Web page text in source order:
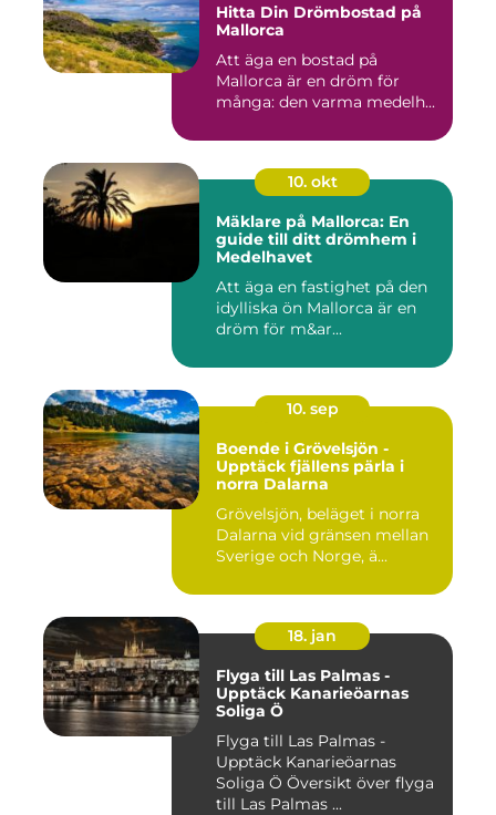
Hitta Din Drömbostad på
Mallorca
Att äga en bostad på
Mallorca är en dröm för
många: den varma medelh...
10. okt
Mäklare på Mallorca: En
guide till ditt drömhem i
Medelhavet
Att äga en fastighet på den
idylliska ön Mallorca är en
dröm för m&ar...
10. sep
Boende i Grövelsjön -
Upptäck fjällens pärla i
norra Dalarna
Grövelsjön, beläget i norra
Dalarna vid gränsen mellan
Sverige och Norge, ä...
18. jan
Flyga till Las Palmas -
Upptäck Kanarieöarnas
Soliga Ö
Flyga till Las Palmas -
Upptäck Kanarieöarnas
Soliga Ö Översikt över flyga
till Las Palmas ...